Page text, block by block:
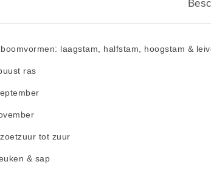
laagstam, halfstam, hoogstam &
ras
tot zuur
& sap